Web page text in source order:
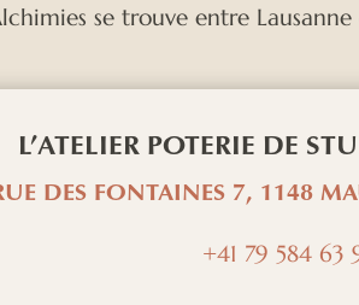
se trouve entre
L’ATELIER POTERIE DE
DES FONTAINES 7, 1148
+41 79 584 63